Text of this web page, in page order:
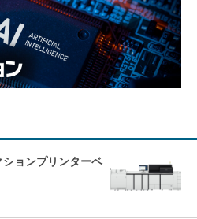
ョンプリンターベ